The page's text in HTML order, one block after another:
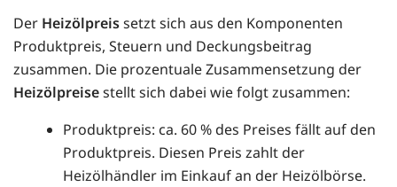
Der Heizölpreissetzt sich aus den Komponenten
Produktpreis, Steuern und Deckungsbeitrag
zusammen. Die prozentuale Zusammensetzung der
Heizölpreisestellt sich dabei wie folgt zusammen:
Produktpreis: ca. 60 % des Preises fällt auf den
Produktpreis. Diesen Preis zahlt der
Heizölhändler im Einkauf an der Heizölbörse.